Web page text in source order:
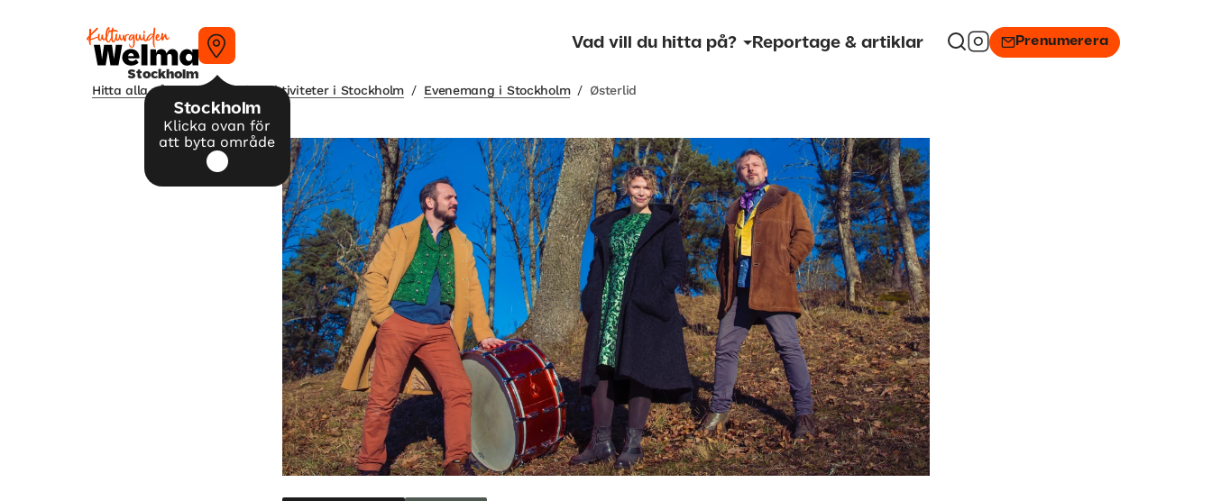
Stockholm
Stockholm
Klicka ovan för
att byta område
Vad vill du hitta på? Reportage & artiklar Prenumerera
Hitta alla våra tips på kulturaktiviteter i Stockholm / Evenemang i Stockholm / Østerlid